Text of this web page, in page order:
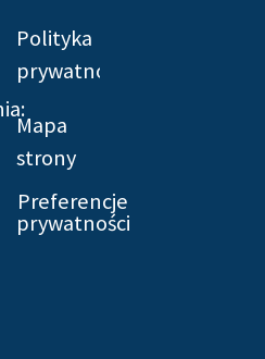
Polityka
prywatności
Mapa
strony
Preferencje
prywatności